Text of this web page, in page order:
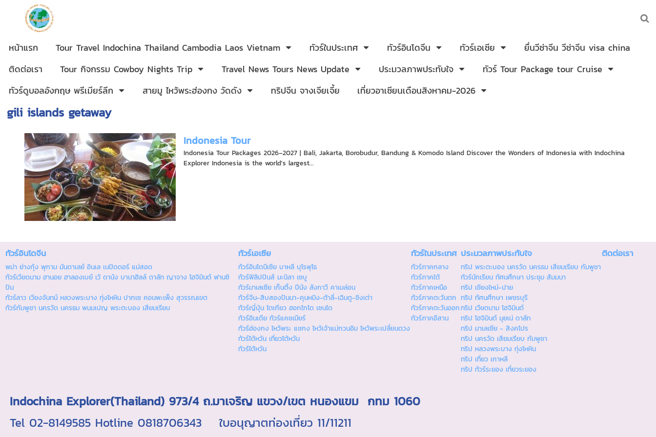
หน้าแรก Tour Travel Indochina Thailand Cambodia Laos Vietnam ทัวร์ในประเทศ ทัวร์อินโดจีน ทัวร์เอเซีย
ยื่นวีซ่าจีน วีซ่าจีน visa china
ติดต่อเรา
Tour กิจกรรม Cowboy Nights Trip Travel News Tours News Update ประมวลภาพประทับใจ
ทัวร์ Tour Package tour Cruise
ทัวร์ดูบอลอังกฤษ พรีเมียร์ลีก
สายมู ไหว้พระฮ่องกง วัดดัง ทริปจีน จางเจียเจี้ย เที่ยวอาเซียนเดือนสิงหาคม-2026
gili islands getaway
Indonesia Tour
Indonesia Tour Packages 2026–2027 | Bali, Jakarta, Borobudur, Bandung & Komodo Island Discover the Wonders of Indonesia with Indochina
Explorer Indonesia is the world's largest...
ทัวร์อินโดจีน
พม่า ย่างกุ้ง พุกาม มันดาเลย์ อินเล เนปิดดอร์ แม่สอด
ทัวร์เวียดนาม ฮานอย ฮาลองเบย์ เว้ ดานัง บานาฮิลล์ ดาลัท ญาจาง โฮจิมินต์ ฟานซิ
ปัน
ทัวร์ลาว เวียงจันทน์ หลวงพระบาง ทุ่งไหหิน ปากเซ คอนพะเพ็ง สุวรรณเขต
ทัวร์กัมพูชา นครวัด นครธม พนมเปญ พระตะบอง เสียมเรียบ
ทัวร์เอเซีย
ทัวร์อินโดนีเซีย บาหลี บุโรพุโธ
ทัวร์ฟิลิปปินส์ มะนิลา เซบู
ทัวร์มาเลเซีย เก็นติ้ง ปีนัง ลังกาวี คาเมล่อน
ทัวร์จีน-สิบสองปันนา-คุนหมิง-ต้าลี่-เฉินตู-ชิงเต่า
ทัวร์ญี่ปุ่น โตเกียว ฮอกไกโด เซนได
ทัวร์อินเดีย ทัวร์แคชเมียร์
ทัวร์ฮ่องกง ไหว้พระ แชกง ไหว้เจ้าแม่กวนอิม ไหว้พระเปลี่ยนดวง
ทัวร์ไต้หวัน เที่ยวไต้หวัน
ทัวร์ไต้หวัน
ทัวร์ในประเทศ
ทัวร์ภาคกลาง
ทัวร์ภาคใต้
ทัวร์ภาคเหนือ
ทัวร์ภาคตะวันตก
ทัวร์ภาคตะวันออก
ทัวร์ภาคอีสาน
ประมวลภาพประทับใจ
ทริป พระตะบอง นครวัด นครธม เสียมเรียบ กัมพูชา
ทัวร์นักเรียน ทัศนศึกษา ประชุม สัมมนา
ทริป เชียงใหม่-ปาย
ทริป ทัศนศึกษา เพชรบุรี
ทริป เวียดนาม โฮจิมินต์
ทริป โฮจิมินต์ มุยเน่ ดาลัท
ทริป มาเลเซีย - สิงคโปร
ทริป นครวัด เสียมเรียบ กัมพูชา
ทริป หลวงพระบาง ทุ่งไหหิน
ทริป เที่ยว เกาหลี
ทริป ทัวร์ระยอง เที่ยวระยอง
ติดต่อเรา
Indochina Explorer(Thailand) 973/4 ถ.มาเจริญ แขวง/เขต หนองแขม กทม 1060
Tel 02-8149585 Hotline 0818706343 ใบอนุญาตท่องเที่ยว 11/11211